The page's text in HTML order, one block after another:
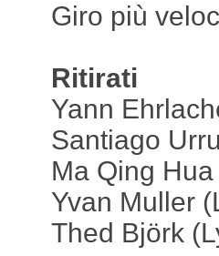
Giro più
Ritirati
Yann
Santiago
Ma Qing
Yvan Muller
Thed Björk